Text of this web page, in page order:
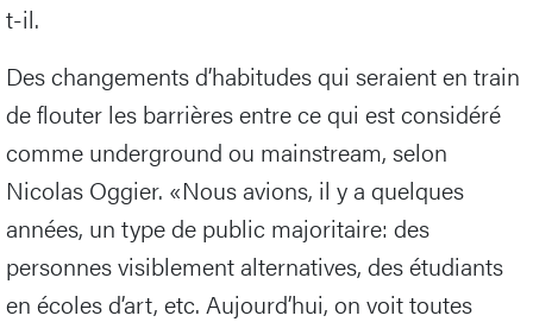
t-il.
Des changements d’habitudes qui seraient en train
de flouter les barrières entre ce qui est considéré
comme underground ou mainstream, selon
Nicolas Oggier. «Nous avions, il y a quelques
années, un type de public majoritaire: des
personnes visiblement alternatives, des étudiants
en écoles d’art, etc. Aujourd’hui, on voit toutes